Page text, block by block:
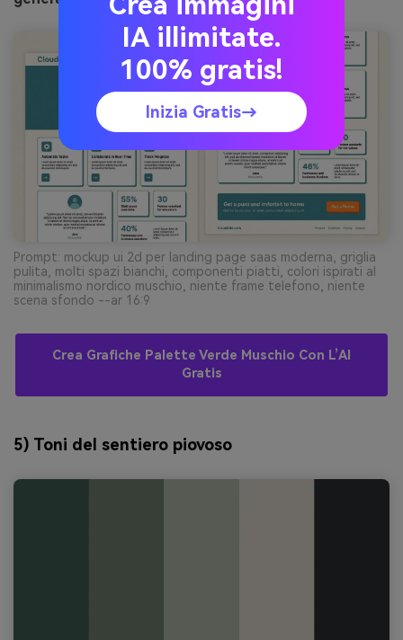
Prompt: mockup ui 2d per landing page saas moderna, griglia
pulita, molti spazi bianchi, componenti piatti, colori ispirati al
minimalismo nordico muschio, niente frame telefono, niente
scena sfondo --ar 16:9
Crea Grafiche Palette Verde Muschio Con L’AI
Gratis
5) Toni del sentiero piovoso
IA illimitate.
100% gratis!
Inizia Gratis→